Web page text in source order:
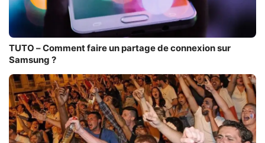
TUTO – Comment faire un partage de connexion sur
Samsung ?